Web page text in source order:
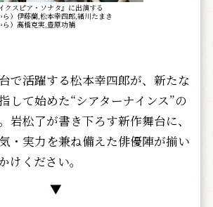
クスピア・ソナタ』に出演する
ら）伊藤蘭,松本幸四郎,緒川たまき
ら）高橋克実,豊原功補
で活躍する松本幸四郎が、新たな
して始めた“シアターナインス”の
岩松了が書き下ろす新作舞台に、
・実力を兼ね備えた俳優陣が揃い
けください。
▼